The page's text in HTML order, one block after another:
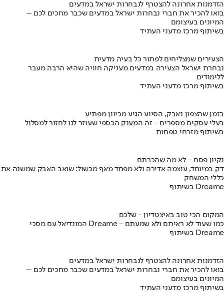
הזדמנות אחרונה להצטרף לנבחרות ישראל במדעים
בואו להכיר את חברי נבחרות ישראל במדעים שכבר מחכים לכם –
המיונים בעיצומם
בשיתוף מרכז מדעני העתיד
הצעירים שמצליחים לפתור כל בעיה מדעית
נבחרת ישראל הצעירה במדעים מעניקה חוויה שהיא הרבה מעבר
ללימודים
בשיתוף מרכז מדעני העתיד
בזמן שהצפון נאבק, הסיוע הגיע מכיוון מפתיע
בעלי עסקים מספרים - זה המענק הכספי שעוזר לנו לחזור למסלול
בשיתוף מזרחי טפחות
נקיון פסח - לא מה שהכרתם
דק במיוחד, עוצמה אדירה ולא מפחד מאף מכשול: שואב האבק שמשנה את
כללי המשחק
בשיתוף Dreame
המקום הכי טוב באיצטדיון - שלכם
המונדיאל עם מסכי Dreame - כמו שעוד לא ראיתם ולא שמעתם
בשיתוף Dreame
הזדמנות אחרונה להצטרף לנבחרות ישראל במדעים
בואו להכיר את חברי נבחרות ישראל במדעים שכבר מחכים לכם –
המיונים בעיצומם
בשיתוף מרכז מדעני העתיד